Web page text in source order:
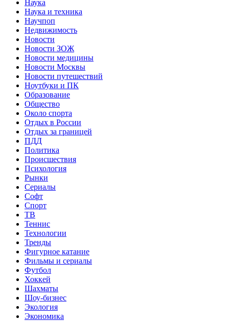
Наука
Наука и техника
Научпоп
Недвижимость
Новости
Новости ЗОЖ
Новости медицины
Новости Москвы
Новости путешествий
Ноутбуки и ПК
Образование
Общество
Около спорта
Отдых в России
Отдых за границей
ПДД
Политика
Происшествия
Психология
Рынки
Сериалы
Софт
Спорт
ТВ
Теннис
Технологии
Тренды
Фигурное катание
Фильмы и сериалы
Футбол
Хоккей
Шахматы
Шоу-бизнес
Экология
Экономика